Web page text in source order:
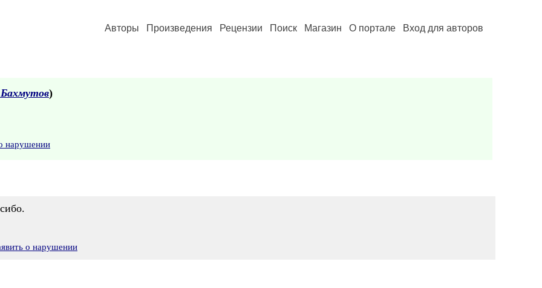
Авторы Произведения Рецензии Поиск Магазин О портале Вход для авторов
)
нарушении
о нарушении